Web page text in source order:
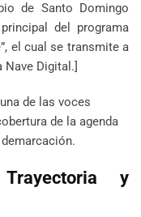
de Santo Domingo
del programa
el cual se transmite a
Digital.]
de las voces
de la agenda
y